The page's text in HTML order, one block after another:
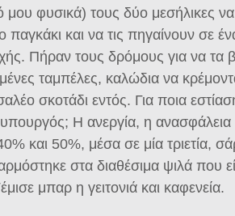
μου φυσικά) τους δύο μεσήλικες
παγκάκι και να τις πηγαίνουν σε
Πήραν τους δρόμους για να τα
ταμπέλες, καλώδια να
σκοτάδι εντός. Για ποια
Η ανεργία, η ανασφάλεια
και 50%, μέσα σε μία τριετία,
στα διαθέσιμα ψιλά που
μπαρ η γειτονιά και καφενεία.